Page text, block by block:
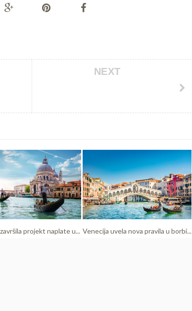
NEXT
projekt naplate u... Venecija uvela nova pravila u borbi...